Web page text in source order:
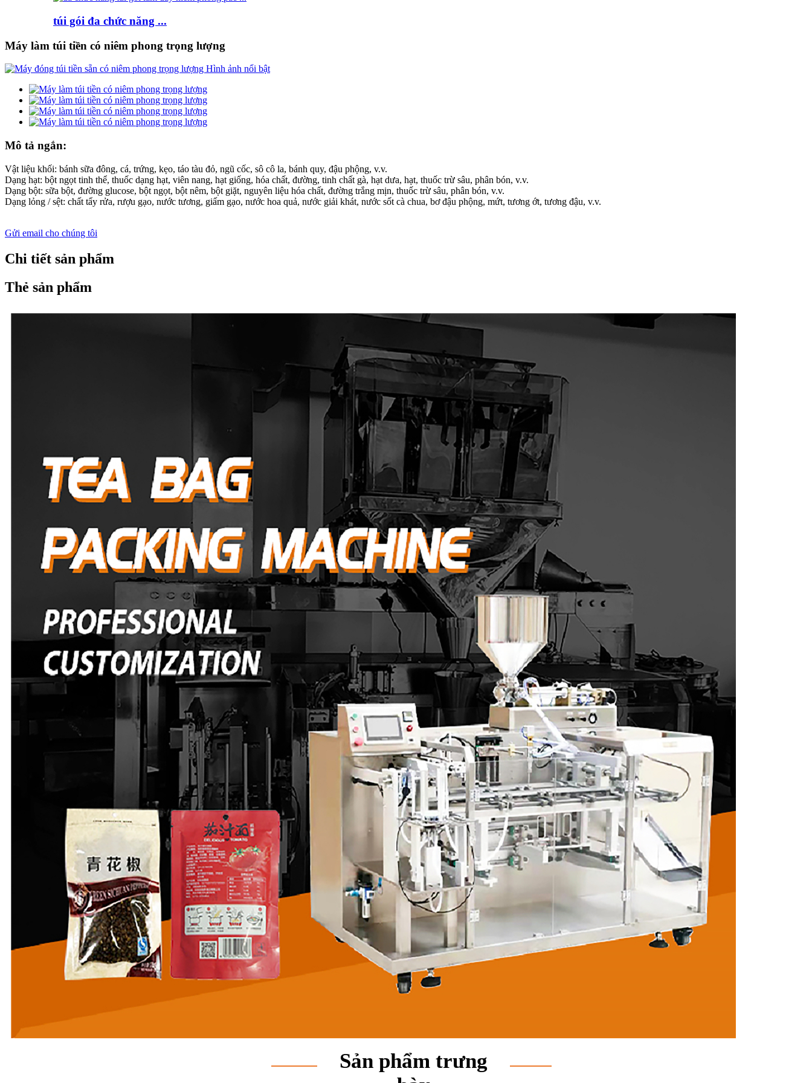
túi gói đa chức năng ...
Máy làm túi tiền có niêm phong trọng lượng
Mô tả ngắn:
Vật liệu khối: bánh sữa đông, cá, trứng, kẹo, táo tàu đỏ, ngũ cốc, sô cô la, bánh quy, đậu phộng, v.v.
Dạng hạt: bột ngọt tinh thể, thuốc dạng hạt, viên nang, hạt giống, hóa chất, đường, tinh chất gà, hạt dưa, hạt, thuốc trừ sâu, phân bón, v.v.
Dạng bột: sữa bột, đường glucose, bột ngọt, bột nêm, bột giặt, nguyên liệu hóa chất, đường trắng mịn, thuốc trừ sâu, phân bón, v.v.
Dạng lỏng / sệt: chất tẩy rửa, rượu gạo, nước tương, giấm gạo, nước hoa quả, nước giải khát, nước sốt cà chua, bơ đậu phộng, mứt, tương ớt, tương đậu, v.v.
Gửi email cho chúng tôi
Chi tiết sản phẩm
Thẻ sản phẩm
Sản phẩm trưng